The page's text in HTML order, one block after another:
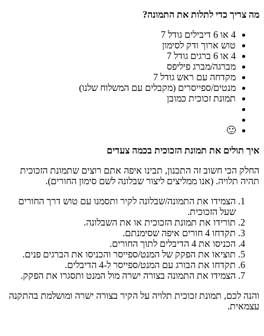
מה צריך כדי לתלות את התמונה?
4 או 6 דיבילים גודל 7
טוש ארוך ודק לסימון
4 או 6 ברגים גודל 7
מברגה/מברג פיליפס
מקדחה עם ראש גודל 7
מנטים/ספייסרים (מקבלים עם המשלוח שלנו)
תמונת זכוכית כמובן
🙂
איך תולים את תמונת הזכוכית בכמה צעדים
החלק הכי חשוב זה התכנון, תבינו איפה אתם רוצים שתמונת הזכוכית
תהיה תלויה. (אנו ממליצים ליצור שבלונה לשם סימון החורים).
הצמידו את התמונה/שבלונה לקיר ותסמנו עם טוש דרך החורים
שעל הזכוכית.
תורידו את תמונת הזכוכית או את השבלונה.
תקדחו 4 חורים איפה שסימנתם.
הכניסו את 4 הדיבלים לתוך החורים.
תוציאו את הפקק של המנט/ספייסר והכניסו את הברגים פנים.
תקדחו את הבורג עם המנט/ספייסר ל-4 הדיבלים.
הצמידו את התמונה בצורה ישרה מול המנט ותסגרו את הפקק.
והנה לכם, תמונת זכוכית תלויה על הקיר בצורה ישרה ומושלמת בהתקנה
עצמאית.